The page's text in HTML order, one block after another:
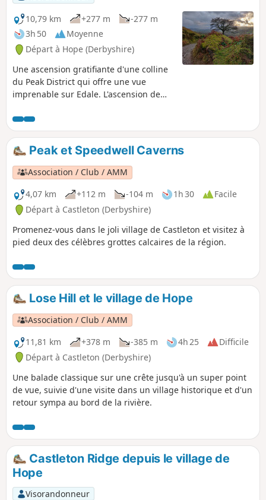
10,79 km
+277 m
-277 m
3h 50
Moyenne
Départ à Hope (Derbyshire)
Une ascension gratifiante d'une colline
du Peak District qui offre une vue
imprenable sur Edale. L'ascension de
jusqu'à la crête, mais le reste de la
randonnée est facile et relaxant.
Peak et Speedwell Caverns
Association / Club / AMM
4,07 km
+112 m -104 m 1h 30
Facile
Départ à Castleton (Derbyshire)
Promenez-vous dans le joli village de Castleton et visitez à
pied deux des célèbres grottes calcaires de la région.
Lose Hill et le village de Hope
Association / Club / AMM
11,81 km
+378 m -385 m 4h 25
Difficile
Départ à Castleton (Derbyshire)
Une balade classique sur une crête jusqu'à un super point
de vue, suivie d'une visite dans un village historique et d'un
retour sympa au bord de la rivière.
Castleton Ridge depuis le village de
Hope
Visorandonneur